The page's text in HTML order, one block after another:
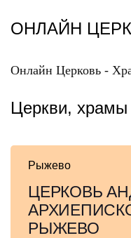
содержанию
ОНЛАЙН
Онлайн Церковь -
Церкви,
Рыжево
ЦЕРКОВЬ
РЫЖЕВО